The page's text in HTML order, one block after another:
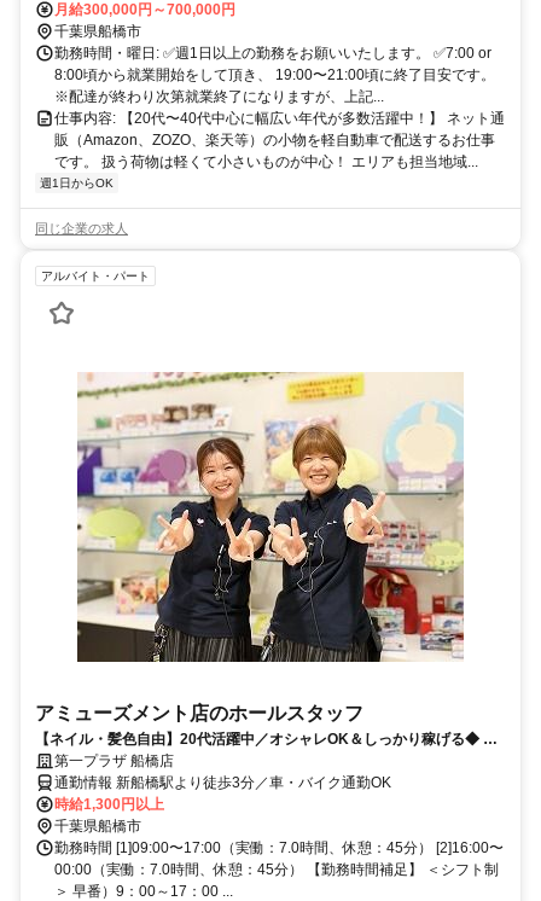
月給300,000円～700,000円
千葉県船橋市
勤務時間・曜日: ✅週1日以上の勤務をお願いいたします。 ✅7:00 or
8:00頃から就業開始をして頂き、 19:00〜21:00頃に終了目安です。
※配達が終わり次第就業終了になりますが、上記...
仕事内容: 【20代〜40代中心に幅広い年代が多数活躍中！】 ネット通
販（Amazon、ZOZO、楽天等）の小物を軽自動車で配送するお仕事
です。 扱う荷物は軽くて小さいものが中心！ エリアも担当地域...
週1日からOK
同じ企業の求人
アルバイト・パート
アミューズメント店のホールスタッフ
【ネイル・髪色自由】20代活躍中／オシャレOK＆しっかり稼げる◆ 仲
間と楽しく働ける◆未経験歓迎／シフト柔軟◎バイトも学校も遊びも全
部大事にできちゃう
第一プラザ 船橋店
通勤情報 新船橋駅より徒歩3分／車・バイク通勤OK
時給1,300円以上
千葉県船橋市
勤務時間 [1]09:00〜17:00（実働：7.0時間、休憩：45分） [2]16:00〜
00:00（実働：7.0時間、休憩：45分） 【勤務時間補足】 ＜シフト制
＞ 早番）9：00～17：00 ...